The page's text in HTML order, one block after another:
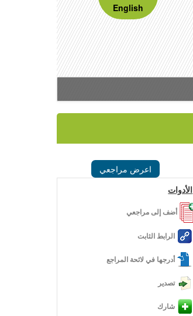
English
اعرض مراجعي
الأدوات
أضف إلى مراجعي
الرابط الثابت
أدرجها في لائحة المراجع
تصدير
شارك